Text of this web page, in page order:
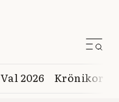
Val 2026 Krönikor